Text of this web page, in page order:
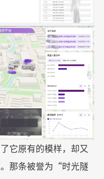
它原有的模样，却又
那条被誉为 “时光隧